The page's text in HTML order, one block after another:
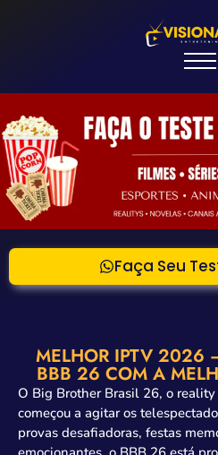
Faça Seu
MELHOR IPTV 2026
BBB 26 COM A
O Big Brother Brasil 26, o
começou a agitar os
provas desafiadoras, festas